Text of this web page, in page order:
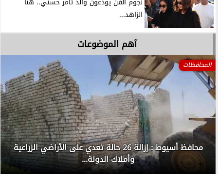
الزاهد...
آهم الموضوعات
المحافظات
محافظ أسيوط : إزالة 26 حالة تعدي على الأراضي الزراعية
وأملاك الدولة...